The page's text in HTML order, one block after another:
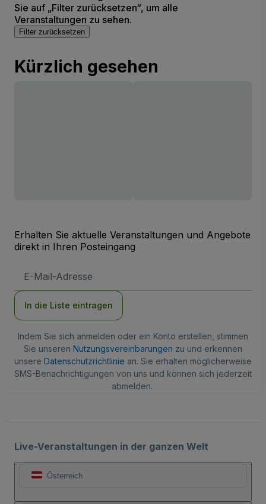
Sie auf „Filter zurücksetzen“, um alle
Veranstaltungen zu sehen.
Filter zurücksetzen
Kürzlich gesehen
Erhalten Sie aktuelle Veranstaltungen und Angebote
direkt in Ihren Posteingang
Mail-
In die Liste eintragen
Indem Sie sich anmelden oder ein Konto erstellen, stimmen
Sie unseren Nutzungsvereinbarungen zu und erkennen
unsere Datenschutzrichtlinie an. Sie erhalten möglicherweise
SMS-Benachrichtigungen von uns und können sich jederzeit
abmelden.
Live-Veranstaltungen in der ganzen Welt
Österreich